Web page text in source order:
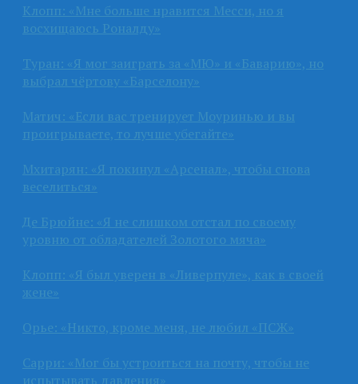
Клопп: «Мне больше нравится Месси, но я
восхищаюсь Роналду»
Туран: «Я мог заиграть за «МЮ» и «Баварию», но
выбрал чёртову «Барселону»
Матич: «Если вас тренирует Моуринью и вы
проигрываете, то лучше убегайте»
Мхитарян: «Я покинул «Арсенал», чтобы снова
веселиться»
Де Брюйне: «Я не слишком отстал по своему
уровню от обладателей Золотого мяча»
Клопп: «Я был уверен в «Ливерпуле», как в своей
жене»
Орье: «Никто, кроме меня, не любил «ПСЖ»
Сарри: «Мог бы устроиться на почту, чтобы не
испытывать давления»